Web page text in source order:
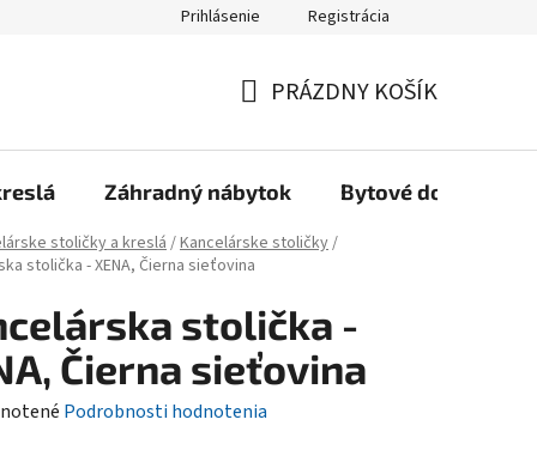
Reklamačný poriadok, Záručné podmienky Reklamačný formulár
Prihlásenie Registrácia
KOŠÍK
PRÁZDNY KOŠÍK
Záhradný nábytok Bytové doplnky
stoličky a kreslá/Kancelárske stoličky/
stolička - XENA, Čierna sieťovina
stolička -
Čierna sieťovina
Podrobnosti hodnotenia